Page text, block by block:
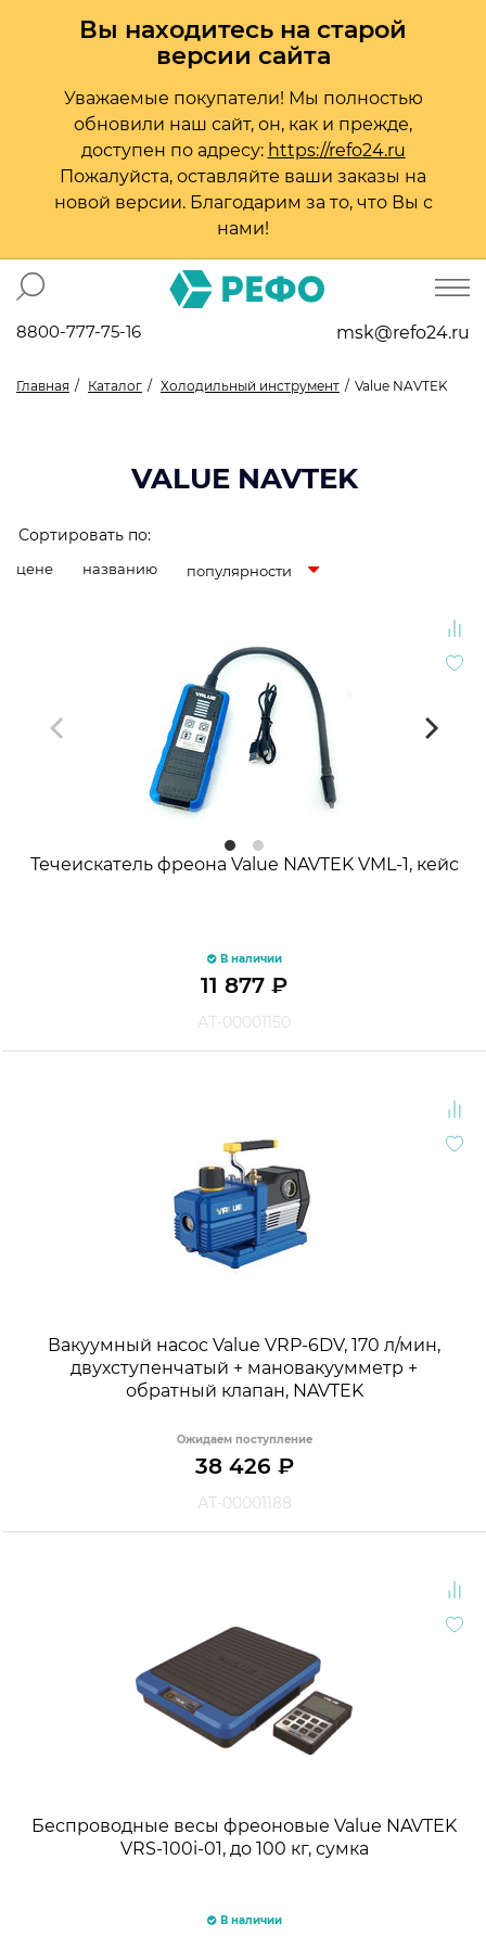
Вы находитесь на старой
версии сайта
Уважаемые покупатели! Мы полностью
обновили наш сайт, он, как и прежде,
доступен по адресу: https://refo24.ru
Пожалуйста, оставляйте ваши заказы на
новой версии. Благодарим за то, что Вы с
нами!
8800-777-75-16 msk@refo24.ru
Главная Каталог Холодильный инструмент Value NAVTEK
VALUE NAVTEK
Сортировать по:
цене названию популярности
Течеискатель фреона Value NAVTEK VML-1, кейс
В наличии
11 877 ₽
АТ-00001150
Вакуумный насос Value VRP-6DV, 170 л/мин,
двухступенчатый + мановакуумметр +
обратный клапан, NAVTEK
Ожидаем поступление
38 426 ₽
АТ-00001188
Беспроводные весы фреоновые Value NAVTEK
VRS-100i-01, до 100 кг, сумка
В наличии